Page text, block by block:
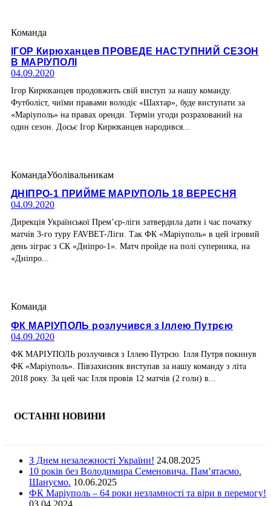
Команда
ІГОР Кирюханцев ПРОВЕДЕ НАСТУПНИЙ СЕЗОН
В МАРІУПОЛІ
04.09.2020
Ігор Кирюханцев продовжить свій виступ за нашу команду.
Футболіст, чиїми правами володіє «Шахтар», буде виступати за
«Маріуполь» на правах оренди. Термін угоди розрахований на
один сезон. Досьє Ігор Кирюханцев народився...
КомандаУболівальникам
ДНІПРО-1 ПРИЙМЕ МАРІУПОЛЬ 18 ВЕРЕСНЯ
04.09.2020
Дирекція Української Прем’єр-ліги затвердила дати і час початку
матчів 3-го туру FAVBET-Ліги. Так ФК «Маріуполь» в цей ігровий
день зіграє з СК «Дніпро-1». Матч пройде на полі суперника, на
«Дніпро...
Команда
ФК МАРІУПОЛЬ розлучився з Іллею Путрєю
04.09.2020
ФК МАРІУПОЛЬ розлучився з Іллею Путрєю. Ілля Путря покинув
ФК «Маріуполь». Півзахисник виступав за нашу команду з літа
2018 року. За цей час Ілля провів 12 матчів (2 голи) в...
ОСТАННІ НОВИНИ
З Днем незалежності України! 24.08.2025
10 років без Володимира Семеновича. Пам’ятаємо.
Шануємо. 10.06.2025
ФК Маріуполь – 64 роки незламності та віри в перемогу!